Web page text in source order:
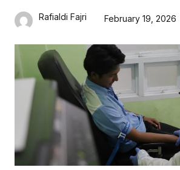
Rafialdi Fajri February 19, 2026